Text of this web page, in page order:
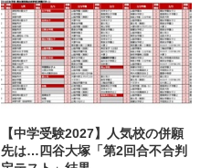
【中学受験2027】人気校の併願
先は…四谷大塚「第2回合不合判